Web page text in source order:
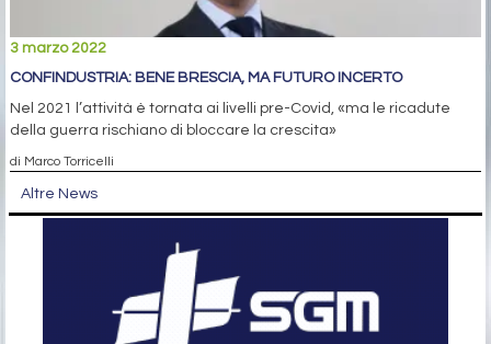
3 marzo 2022
CONFINDUSTRIA: BENE BRESCIA, MA FUTURO INCERTO
Nel 2021 l’attività è tornata ai livelli pre-Covid, «ma le ricadute
della guerra rischiano di bloccare la crescita»
di Marco Torricelli
Altre News